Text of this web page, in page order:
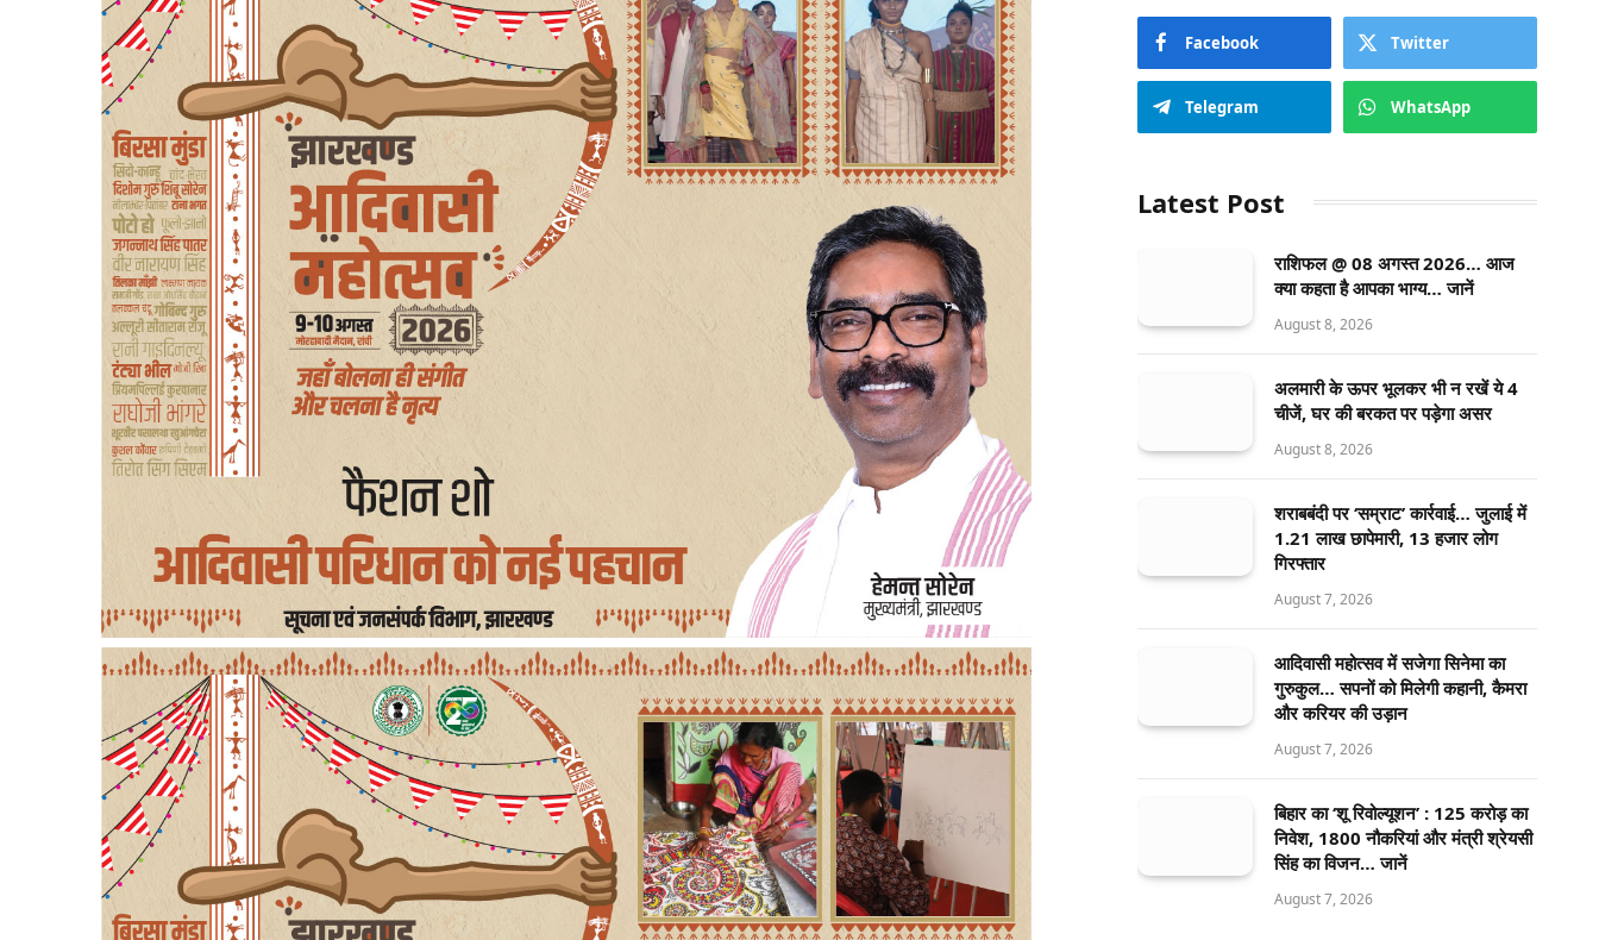
Facebook Twitter
Telegram WhatsApp
Latest Post
राशिफल @ 08 अगस्त 2026… आज
क्या कहता है आपका भाग्य… जानें
August 8, 2026
अलमारी के ऊपर भूलकर भी न रखें ये 4
चीजें, घर की बरकत पर पड़ेगा असर
August 8, 2026
शराबबंदी पर ‘सम्राट’ कार्रवाई… जुलाई में
1.21 लाख छापेमारी, 13 हजार लोग
गिरफ्तार
August 7, 2026
आदिवासी महोत्सव में सजेगा सिनेमा का
गुरुकुल… सपनों को मिलेगी कहानी, कैमरा
और करियर की उड़ान
August 7, 2026
बिहार का ‘शू रिवोल्यूशन’ : 125 करोड़ का
निवेश, 1800 नौकरियां और मंत्री श्रेयसी
सिंह का विजन… जानें
August 7, 2026